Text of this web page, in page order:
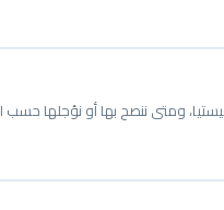
ومتى ننصح بها أو نؤجلها حسب